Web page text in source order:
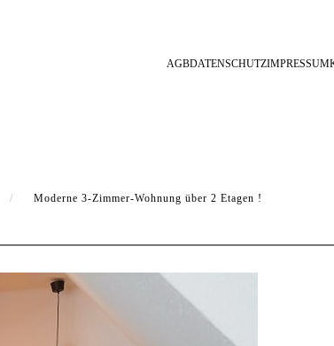
AGBDATENSCHUTZIMPRESSUM
Moderne 3-Zimmer-Wohnung über 2 Etagen !